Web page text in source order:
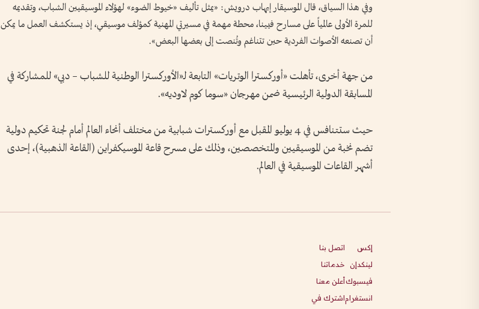
وفي هذا السياق، قال الموسيقار إيهاب درويش: «يمثل تأليف «خيوط الضوء» لهؤلاء الموسيقيين الشباب، وتقديمه
للمرة الأولى عالمياً على مسارح فيينا، محطة مهمة في مسيرتي المهنية كمؤلف موسيقي، إذ يستكشف العمل ما يمكن
أن تصنعه الأصوات الفردية حين تتناغم وتُنصت إلى بعضها البعض».
من جهة أخرى، تأهلت «أوركسترا الوتريات» التابعة لـ«الأوركسترا الوطنية للشباب – دبي» للمشاركة في
المسابقة الدولية الرئيسية ضمن مهرجان «سوما كوم لاوديه».
حيث ستتنافس في 4 يوليو المقبل مع أوركسترات شبابية من مختلف أنحاء العالم أمام لجنة تحكيم دولية
تضم نخبة من الموسيقيين والمتخصصين، وذلك على مسرح قاعة الموسيكفراين (القاعة الذهبية)، إحدى
أشهر القاعات الموسيقية في العالم.
إكس
لينكدإن
فيسبوك
انستغرام
اتصل بنا
خدماتنا
أعلن معنا
اشترك في